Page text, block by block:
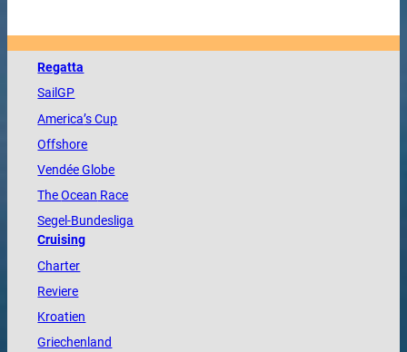
Regatta
SailGP
America’s Cup
Offshore
VendéeGlobe
TheOcean Race
Segel-Bundesliga
Cruising
Charter
Reviere
Kroatien
Griechenland